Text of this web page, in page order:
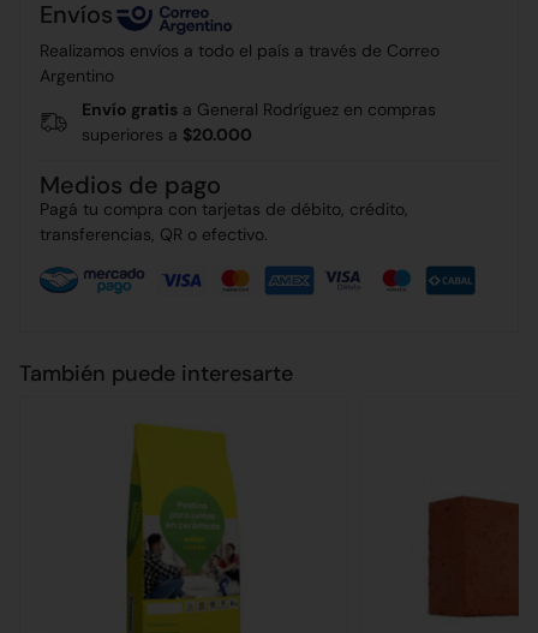
Envíos
Realizamos envíos a todo el país a través de Correo
Argentino
Envío gratis a General Rodríguez en compras
superiores a $20.000
Medios de pago
Pagá tu compra con tarjetas de débito, crédito,
transferencias, QR o efectivo.
También puede interesarte